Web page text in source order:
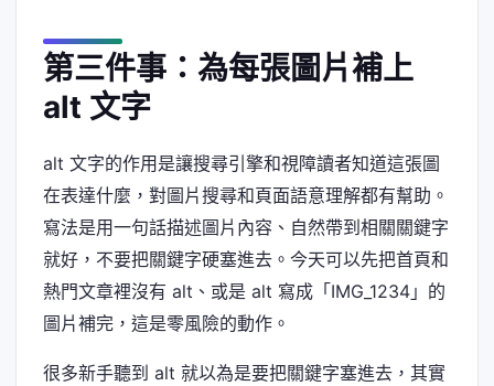
第三件事：為每張圖片補上
alt 文字
alt 文字的作用是讓搜尋引擎和視障讀者知道這張圖
在表達什麼，對圖片搜尋和頁面語意理解都有幫助。
寫法是用一句話描述圖片內容、自然帶到相關關鍵字
就好，不要把關鍵字硬塞進去。今天可以先把首頁和
熱門文章裡沒有 alt、或是 alt 寫成「IMG_1234」的
圖片補完，這是零風險的動作。
很多新手聽到 alt 就以為是要把關鍵字塞進去，其實